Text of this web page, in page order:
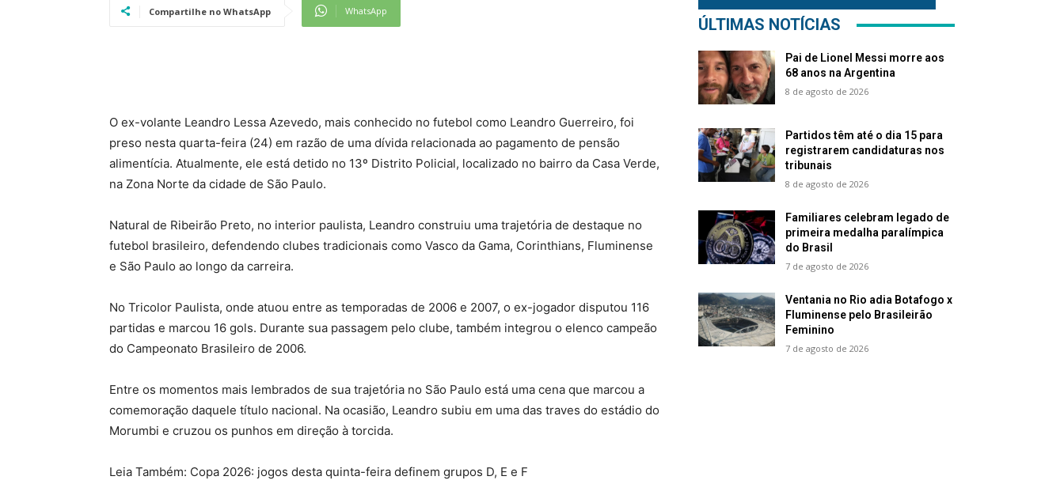
Compartilhe no WhatsApp WhatsApp
O ex-volante Leandro Lessa Azevedo, mais conhecido no futebol como Leandro Guerreiro, foi
preso nesta quarta-feira (24) em razão de uma dívida relacionada ao pagamento de pensão
alimentícia. Atualmente, ele está detido no 13º Distrito Policial, localizado no bairro da Casa Verde,
na Zona Norte da cidade de São Paulo.
Natural de Ribeirão Preto, no interior paulista, Leandro construiu uma trajetória de destaque no
futebol brasileiro, defendendo clubes tradicionais como Vasco da Gama, Corinthians, Fluminense
e São Paulo ao longo da carreira.
No Tricolor Paulista, onde atuou entre as temporadas de 2006 e 2007, o ex-jogador disputou 116
partidas e marcou 16 gols. Durante sua passagem pelo clube, também integrou o elenco campeão
do Campeonato Brasileiro de 2006.
Entre os momentos mais lembrados de sua trajetória no São Paulo está uma cena que marcou a
comemoração daquele título nacional. Na ocasião, Leandro subiu em uma das traves do estádio do
Morumbi e cruzou os punhos em direção à torcida.
Leia Também: Copa 2026: jogos desta quinta-feira definem grupos D, E e F
ÚLTIMAS NOTÍCIAS
Pai de Lionel Messi morre aos
68 anos na Argentina
8 de agosto de 2026
Partidos têm até o dia 15 para
registrarem candidaturas nos
tribunais
8 de agosto de 2026
Familiares celebram legado de
primeira medalha paralímpica
do Brasil
7 de agosto de 2026
Ventania no Rio adia Botafogo x
Fluminense pelo Brasileirão
Feminino
7 de agosto de 2026